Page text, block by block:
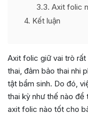
3.3 Axit folic
4 Kết luận
Axit folic giữ vai trò rất
thai, đảm bảo thai nhi
tật bẩm sinh. Do đó,
thai kỳ như thế nào để
axit folic nào tốt cho